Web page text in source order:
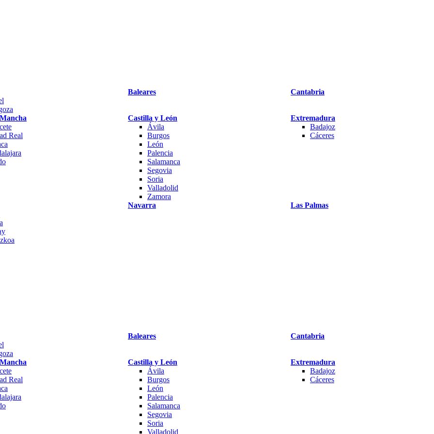
Baleares Cantabria
Real
Castilla y León
Ávila
Burgos
León
Palencia
Salamanca
Segovia
Soria
Valladolid
Zamora
Extremadura
Badajoz
Cáceres
Navarra
Las Palmas
Baleares Cantabria
Real
Castilla y León
Ávila
Burgos
León
Palencia
Salamanca
Segovia
Soria
Valladolid
Extremadura
Badajoz
Cáceres